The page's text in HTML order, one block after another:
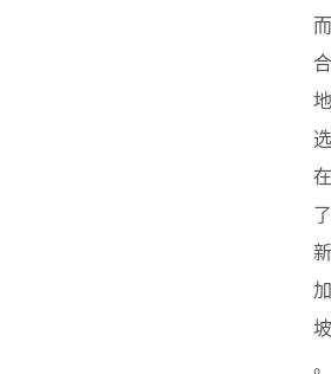
而
合
地
选
在
了
新
加
坡
。